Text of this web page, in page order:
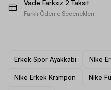
Vade Farksız 2 Taksit
Farklı Ödeme Seçenekleri
Erkek Spor Ayakkabı Nike
Nike Erkek Krampon Nike